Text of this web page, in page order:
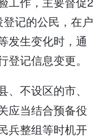
记的公民，在户
发生变化时，通
记信息变更。
不设区的市、
应当结合预备役
兵整组等时机开